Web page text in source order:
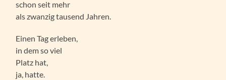
schon seit mehr
als zwanzig tausend Jahren.
Einen Tag erleben,
in dem so viel
Platz hat,
ja, hatte.